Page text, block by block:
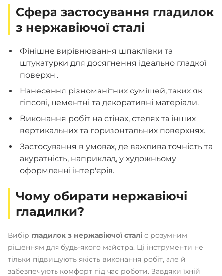
Сфера застосування гладилок
з нержавіючої сталі
Фінішне вирівнювання шпаклівки та
штукатурки для досягнення ідеально гладкої
поверхні.
Нанесення різноманітних сумішей, таких як
гіпсові, цементні та декоративні матеріали.
Виконання робіт на стінах, стелях та інших
вертикальних та горизонтальних поверхнях.
Застосування в умовах, де важлива точність та
акуратність, наприклад, у художньому
оформленні інтер'єрів.
Чому обирати нержавіючі
гладилки?
Вибір гладилок з нержавіючої сталі є розумним
рішенням для будь-якого майстра. Ці інструменти не
тільки підвищують якість виконання робіт, але й
забезпечують комфорт під час роботи. Завдяки їхній